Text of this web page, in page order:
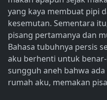
yang kaya membuat pipi
kesemutan. Sementara
pisang pertamanya dan
Bahasa tubuhnya persis
aku berhenti untuk
sungguh aneh bahwa
rumah aku, memakan